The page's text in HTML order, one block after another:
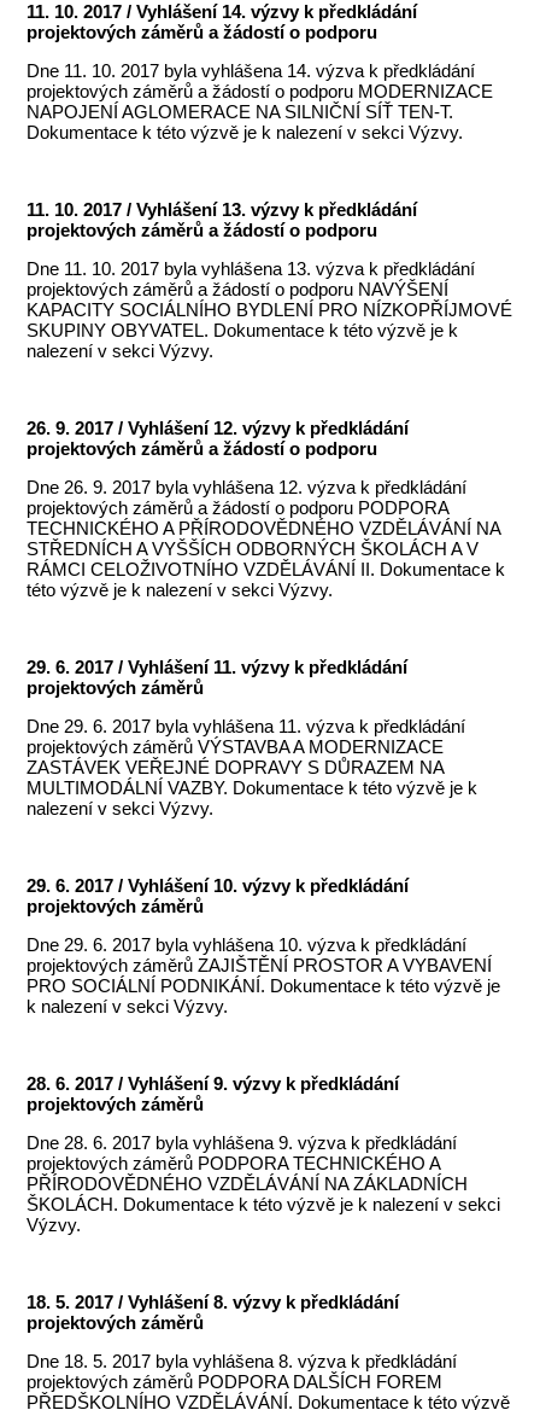
11. 10. 2017 / Vyhlášení 14. výzvy k předkládání
projektových záměrů a žádostí o podporu
Dne 11. 10. 2017 byla vyhlášena 14. výzva k předkládání
projektových záměrů a žádostí o podporu MODERNIZACE
NAPOJENÍ AGLOMERACE NA SILNIČNÍ SÍŤ TEN-T.
Dokumentace k této výzvě je k nalezení v sekci Výzvy.
11. 10. 2017 / Vyhlášení 13. výzvy k předkládání
projektových záměrů a žádostí o podporu
Dne 11. 10. 2017 byla vyhlášena 13. výzva k předkládání
projektových záměrů a žádostí o podporu NAVÝŠENÍ
KAPACITY SOCIÁLNÍHO BYDLENÍ PRO NÍZKOPŘÍJMOVÉ
SKUPINY OBYVATEL. Dokumentace k této výzvě je k
nalezení v sekci Výzvy.
26. 9. 2017 / Vyhlášení 12. výzvy k předkládání
projektových záměrů a žádostí o podporu
Dne 26. 9. 2017 byla vyhlášena 12. výzva k předkládání
projektových záměrů a žádostí o podporu PODPORA
TECHNICKÉHO A PŘÍRODOVĚDNÉHO VZDĚLÁVÁNÍ NA
STŘEDNÍCH A VYŠŠÍCH ODBORNÝCH ŠKOLÁCH A V
RÁMCI CELOŽIVOTNÍHO VZDĚLÁVÁNÍ II. Dokumentace k
této výzvě je k nalezení v sekci Výzvy.
29. 6. 2017 / Vyhlášení 11. výzvy k předkládání
projektových záměrů
Dne 29. 6. 2017 byla vyhlášena 11. výzva k předkládání
projektových záměrů VÝSTAVBA A MODERNIZACE
ZASTÁVEK VEŘEJNÉ DOPRAVY S DŮRAZEM NA
MULTIMODÁLNÍ VAZBY. Dokumentace k této výzvě je k
nalezení v sekci Výzvy.
29. 6. 2017 / Vyhlášení 10. výzvy k předkládání
projektových záměrů
Dne 29. 6. 2017 byla vyhlášena 10. výzva k předkládání
projektových záměrů ZAJIŠTĚNÍ PROSTOR A VYBAVENÍ
PRO SOCIÁLNÍ PODNIKÁNÍ. Dokumentace k této výzvě je
k nalezení v sekci Výzvy.
28. 6. 2017 / Vyhlášení 9. výzvy k předkládání
projektových záměrů
Dne 28. 6. 2017 byla vyhlášena 9. výzva k předkládání
projektových záměrů PODPORA TECHNICKÉHO A
PŘÍRODOVĚDNÉHO VZDĚLÁVÁNÍ NA ZÁKLADNÍCH
ŠKOLÁCH. Dokumentace k této výzvě je k nalezení v sekci
Výzvy.
18. 5. 2017 / Vyhlášení 8. výzvy k předkládání
projektových záměrů
Dne 18. 5. 2017 byla vyhlášena 8. výzva k předkládání
projektových záměrů PODPORA DALŠÍCH FOREM
PŘEDŠKOLNÍHO VZDĚLÁVÁNÍ. Dokumentace k této výzvě